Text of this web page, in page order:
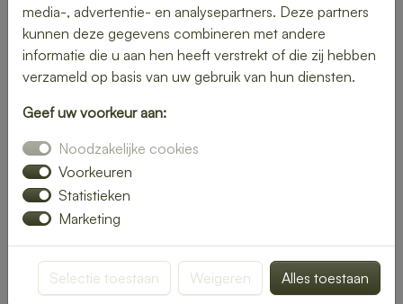
Lunch laten bezorgen in
Wessem – vers, snel en
smaakvol
maken? Laat je lunch bezorgen in Wessem en geniet van
verse, smaakvolle gerechten zonder gedoe. Of je nu op
kantoor bent, thuiswerkt of gewoon zin hebt in een
ontspannen middagpauze, een bezorgde lunch is altijd een
warme maaltijden – er is altijd iets dat perfect aansluit bij
jouw smaak.
media-, advertentie- en analysepartners. Deze partners
kunnen deze gegevens combineren met andere
informatie die u aan hen heeft verstrekt of die zij hebben
verzameld op basis van uw gebruik van hun diensten.
Geef uw voorkeur aan:
Noodzakelijke cookies
Voorkeuren
Statistieken
Marketing
Selectie toestaan Weigeren Alles toestaan